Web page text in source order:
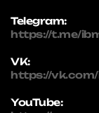
Telegram:
https://t.me/
VK:
https://
YouTube: